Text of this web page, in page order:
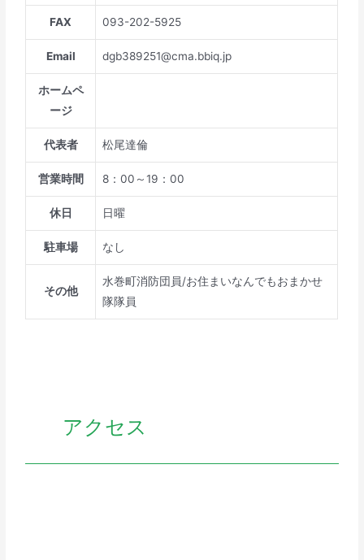
FAX 093-202-5925
Email dgb389251@cma.bbiq.jp
ホームペ
ージ
代表者 松尾達倫
営業時間 8：00～19：00
休日 日曜
駐車場 なし
その他
水巻町消防団員/お住まいなんでもおまかせ
隊隊員
アクセス